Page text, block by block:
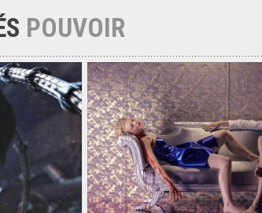
POUVOIR